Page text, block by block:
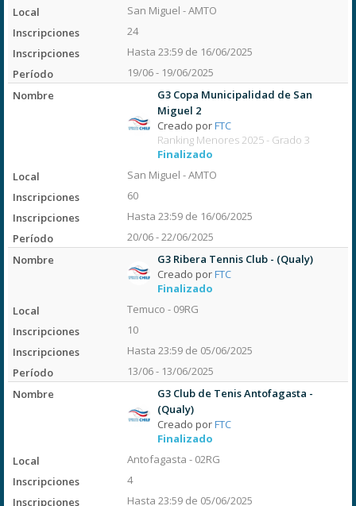
San Miguel - AMTO
24
Hasta 23:59 de 16/06/2025
19/06 - 19/06/2025
G3 Copa Municipalidad de San
Miguel 2
Creado porFTC
Ranking Menores 2025 - Grado 3
Finalizado
San Miguel - AMTO
60
Hasta 23:59 de 16/06/2025
20/06 - 22/06/2025
G3 Ribera Tennis Club - (Qualy)
Creado porFTC
Finalizado
Temuco - 09RG
10
Hasta 23:59 de 05/06/2025
13/06 - 13/06/2025
G3 Club de Tenis Antofagasta -
(Qualy)
Creado porFTC
Finalizado
Antofagasta - 02RG
4
Hasta 23:59 de 05/06/2025